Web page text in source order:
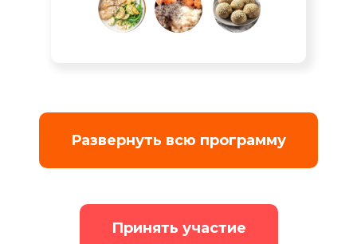
Развернуть всю программу
Принять участие